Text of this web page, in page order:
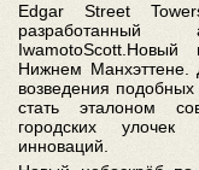
Edgar Street
IwamotoScott.Новый
Нижнем Манхэттене.
возведения
стать эталоном
городских улочек
инноваций.